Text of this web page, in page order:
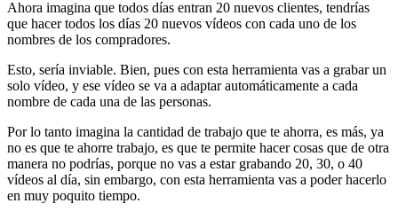
Ahora imagina que todos días entran 20 nuevos clientes, tendrías
que hacer todos los días 20 nuevos vídeos con cada uno de los
nombres de los compradores.
Esto, sería inviable. Bien, pues con esta herramienta vas a grabar un
solo vídeo, y ese vídeo se va a adaptar automáticamente a cada
nombre de cada una de las personas.
Por lo tanto imagina la cantidad de trabajo que te ahorra, es más, ya
no es que te ahorre trabajo, es que te permite hacer cosas que de otra
manera no podrías, porque no vas a estar grabando 20, 30, o 40
vídeos al día, sin embargo, con esta herramienta vas a poder hacerlo
en muy poquito tiempo.